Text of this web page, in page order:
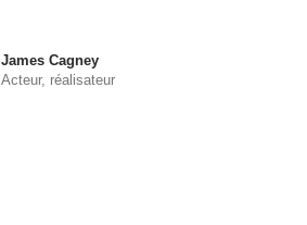
James Cagney
Acteur, réalisateur